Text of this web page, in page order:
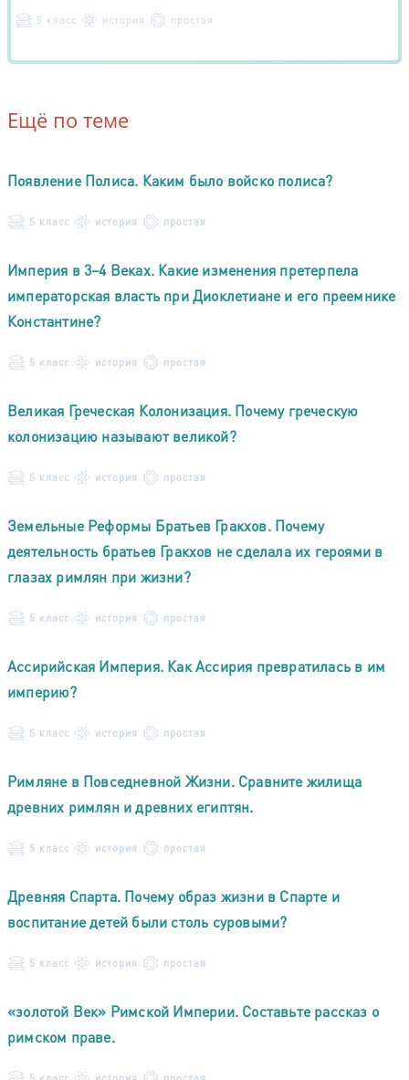
5 класс история простая
Ещё по теме
Появление Полиса. Каким было войско полиса?
5 класс история простая
Империя в 3–4 Веках. Какие изменения претерпела
императорская власть при Диоклетиане и его преемнике
Константине?
5 класс история простая
Великая Греческая Колонизация. Почему греческую
колонизацию называют великой?
5 класс история простая
Земельные Реформы Братьев Гракхов. Почему
деятельность братьев Гракхов не сделала их героями в
глазах римлян при жизни?
5 класс история простая
Ассирийская Империя. Как Ассирия превратилась в им
империю?
5 класс история простая
Римляне в Повседневной Жизни. Сравните жилища
древних римлян и древних египтян.
5 класс история простая
Древняя Спарта. Почему образ жизни в Спарте и
воспитание детей были столь суровыми?
5 класс история простая
«золотой Век» Римской Империи. Составьте рассказ о
римском праве.